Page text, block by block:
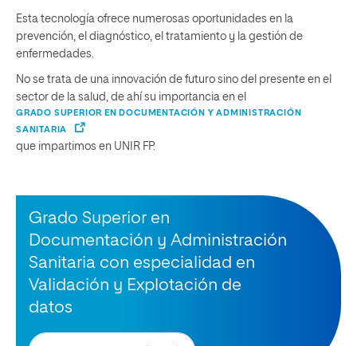
Esta tecnología ofrece numerosas oportunidades en la
prevención, el diagnóstico, el tratamiento y la gestión de
enfermedades.
No se trata de una innovación de futuro sino del presente en el
sector de la salud, de ahí su importancia en el
GRADO SUPERIOR EN DOCUMENTACIÓN Y ADMINISTRACIÓN
SANITARIA
que impartimos en UNIR FP.
Grado Superior en
Documentación y Administración
Sanitaria con especialidad en
Validación y Explotación de
datos